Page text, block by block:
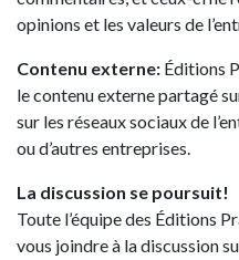
opinions et les valeurs de
Contenu externe: Éditions
le contenu externe partagé
sur les réseaux sociaux de
ou d’autres entreprises.
La discussion se poursuit!
Toute l’équipe des Éditions
vous joindre à la discussion